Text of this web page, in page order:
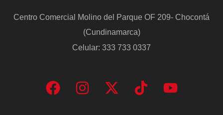
Centro Comercial Molino del Parque OF 209- Chocontá
(Cundinamarca)
Celular: 333 733 0337